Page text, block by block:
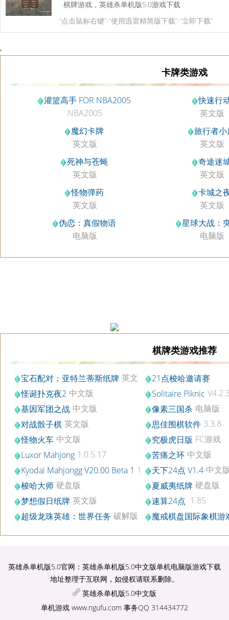
棋牌游戏，英雄杀单机版5.0游戏下载
“点击鼠标右键”-“使用迅雷精简版下载”-“立即下载”
卡牌类游戏
灌篮高手 FOR NBA2005
NBA2005
快速行
英文版
魔幻卡牌
英文版
旅行者小
英文版
死神与苍蝇
英文版
奇途迷
英文版
怪物弹药
英文版
卡城之
英文版
伪恋：真假物语
电脑版
星球大战：
电脑版
棋牌类游戏推荐
宝石配对：亚特兰蒂斯纸牌 英文
版
21点梭哈邀请赛
V1.1.0
怪诞扑克夜2 中文版 Solitaire Piknic
基因军团之战 中文版 像素三国杀 电脑版
对战骰子棋 英文版 思佳围棋软件 3.3.8
怪物火车 中文版 究极虎日版 FC游戏
Luxor Mahjong 1.0.5.17 苦痛之环 中文版
Kyodai Mahjongg V20.00 Beta 1 1 天下24点 V1.4 中文
梭哈大师 硬盘版 夏威夷纸牌 硬盘版
梦想假日纸牌 英文版 速算24点 1.85
超级龙珠英雄：世界任务 破解版 魔戒棋盘国际象棋游
英雄杀单机版5.0官网：英雄杀单机版5.0中文版单机电脑版游戏下载
地址整理于互联网，如侵权请联系删除。
英雄杀单机版5.0中文版
单机游戏 www.ngufu.com 事务QQ 314434772